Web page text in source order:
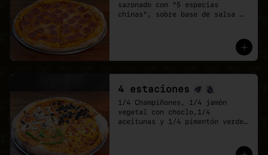
sazonado con "5 especias
chinas", sobre base de salsa
4 estaciones
1/4 Champiñones, 1/4 jamón
vegetal con choclo,1/4
aceitunas y 1/4 pimentón verde